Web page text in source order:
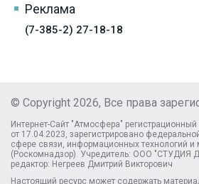
Реклама
(7-385-2) 27-18-18
© Copyright 2026, Все права
Интернет-Сайт "Атмосфера"
от 17.04.2023, зарегистрировано
сфере связи, информационных технологий
(Роскомнадзор). Учредитель: ООО "СТУДИЯ
редактор: Негреев Дмитрий Викторович
Настоящий ресурс может содержать